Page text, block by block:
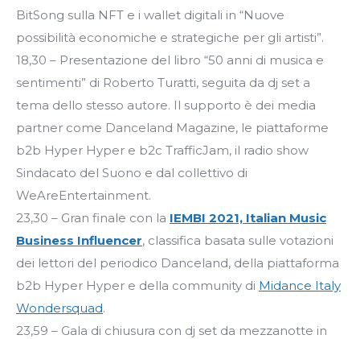
BitSong sulla NFT e i wallet digitali in “Nuove
possibilità economiche e strategiche per gli artisti”.
18,30 – Presentazione del libro “50 anni di musica e
sentimenti” di Roberto Turatti, seguita da dj set a
tema dello stesso autore. Il supporto è dei media
partner come Danceland Magazine, le piattaforme
b2b Hyper Hyper e b2c TrafficJam, il radio show
Sindacato del Suono e dal collettivo di
WeAreEntertainment.
23,30 – Gran finale con la IEMBI 2021, Italian Music
Business Influencer, classifica basata sulle votazioni
dei lettori del periodico Danceland, della piattaforma
b2b Hyper Hyper e della community di Midance Italy
Wondersquad.
23,59 – Gala di chiusura con dj set da mezzanotte in